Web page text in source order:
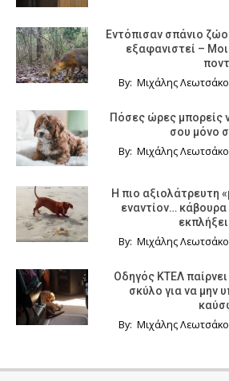
Εντόπισαν σπάνιο ζώο
εξαφανιστεί –
By: Μιχάλης
Πόσες ώρες μπορείς
σου μόνο
By: Μιχάλης
Η πιο αξιολάτρευτη
εναντίον…
By: Μιχάλης
Οδηγός KTΕΛ
σκύλο για να μην
By: Μιχάλης